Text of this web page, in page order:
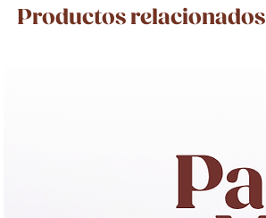
Productos relacionados